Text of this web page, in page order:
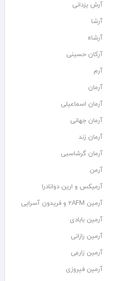
آرش یزدانی
آرشا
آرشاه
آرکان حسینی
آرم
آرمان
آرمان اسماعیلی
آرمان جهانی
آرمان زند
آرمان گرشاسبی
آرمن
آرمیکس و ارین دوانادرا
آرمین 2AFM و فریدون آسرایی
آرمین بابادی
آرمین رازانی
آرمین زارعی
آرمین فیروزی